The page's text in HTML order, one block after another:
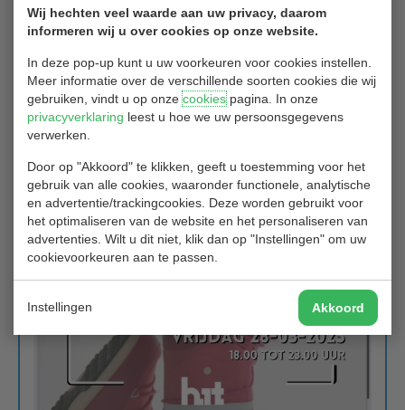
Wij hechten veel waarde aan uw privacy, daarom
informeren wij u over cookies op onze website.
In deze pop-up kunt u uw voorkeuren voor cookies instellen.
Meer informatie over de verschillende soorten cookies die wij
gebruiken, vindt u op onzecookiespagina. In onze
privacyverklaring leest u hoe we uw persoonsgegevens
verwerken.
Door op "Akkoord" te klikken, geeft u toestemming voor het
gebruik van alle cookies, waaronder functionele, analytische
en advertentie/trackingcookies. Deze worden gebruikt voor
het optimaliseren van de website en het personaliseren van
advertenties. Wilt u dit niet, klik dan op "Instellingen" om uw
cookievoorkeuren aan te passen.
Instellingen Akkoord
Après SKI PARTY bij HIT op 28 maart 2025